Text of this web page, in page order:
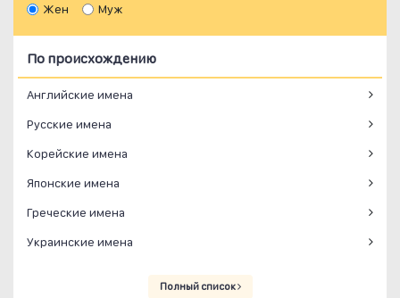
Жен Муж
По происхождению
Английские имена
Русские имена
Корейские имена
Японские имена
Греческие имена
Украинские имена
Полный список